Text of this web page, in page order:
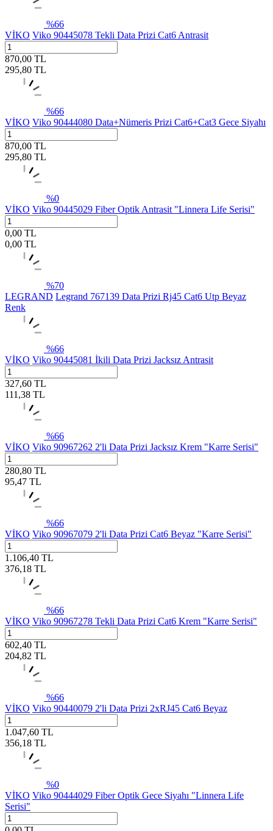
%66
VİKO Viko 90445078 Tekli Data Prizi Cat6 Antrasit
870,00 TL
295,80 TL
%66
VİKO Viko 90444080 Data+Nümeris Prizi Cat6+Cat3 Gece Siyahı
870,00 TL
295,80 TL
%0
VİKO Viko 90445029 Fiber Optik Antrasit "Linnera Life Serisi"
0,00 TL
0,00 TL
%70
LEGRAND Legrand 767139 Data Prizi Rj45 Cat6 Utp Beyaz
Renk
%66
VİKO Viko 90445081 İkili Data Prizi Jacksız Antrasit
327,60 TL
111,38 TL
%66
VİKO Viko 90967262 2'li Data Prizi Jacksız Krem "Karre Serisi"
280,80 TL
95,47 TL
%66
VİKO Viko 90967079 2'li Data Prizi Cat6 Beyaz "Karre Serisi"
1.106,40 TL
376,18 TL
%66
VİKO Viko 90967278 Tekli Data Prizi Cat6 Krem "Karre Serisi"
602,40 TL
204,82 TL
%66
VİKO Viko 90440079 2'li Data Prizi 2xRJ45 Cat6 Beyaz
1.047,60 TL
356,18 TL
%0
VİKO Viko 90444029 Fiber Optik Gece Siyahı "Linnera Life
Serisi"